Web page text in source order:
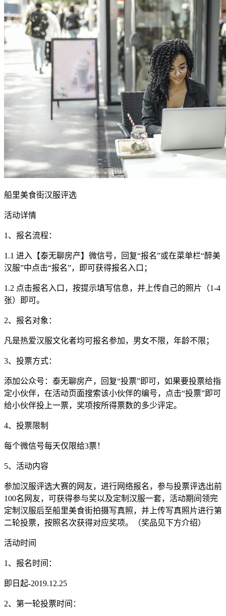
船里美食街汉服评选
活动详情
1、报名流程：
1.1 进入【泰无聊房产】微信号，回复“报名”或在菜单栏“醉美
汉服”中点击“报名”，即可获得报名入口；
1.2 点击报名入口，按提示填写信息，并上传自己的照片（1-4
张）即可。
2、报名对象：
凡是热爱汉服文化者均可报名参加，男女不限，年龄不限；
3、投票方式：
添加公众号：泰无聊房产，回复“投票”即可，如果要投票给指
定小伙伴，在活动页面搜索该小伙伴的编号，点击“投票”即可
给小伙伴投上一票，奖项按所得票数的多少评定。
4、投票限制
每个微信号每天仅限给3票！
5、活动内容
参加汉服评选大赛的网友，进行网络报名，参与投票评选出前
100名网友，可获得参与奖以及定制汉服一套，活动期间领完
定制汉服后至船里美食街拍摄写真照，并上传写真照片进行第
二轮投票，按照名次获得对应奖项。（奖品见下方介绍）
活动时间
1、报名时间：
即日起-2019.12.25
2、第一轮投票时间：